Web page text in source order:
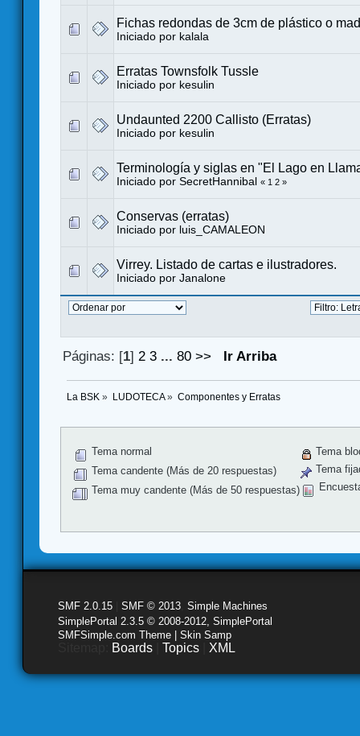
Fichas redondas de 3cm de plástico o
Iniciado por kalala
Erratas Townsfolk Tussle
Iniciado por kesulin
Undaunted 2200 Callisto (Erratas)
Iniciado por kesulin
Terminología y siglas en "El Lago en
Iniciado por SecretHannibal « 1 2 »
Conservas (erratas)
Iniciado por luis_CAMALEON
Virrey. Listado de cartas e ilustradores.
Iniciado por Janalone
Páginas: [1] 2 3 ...80 >> Ir Arriba
La BSK » LUDOTECA» Componentes y Erratas
Tema normal
Tema candente (Más de 20 respuestas)
Tema muy candente (Más de 50 respuestas)
Tema
Tema
SMF 2.0.15 SMF © 2013 Simple Machines
SimplePortal 2.3.5 © 2008-2012, SimplePortal
SMFSimple.com Theme | Skin Samp
Boards Topics XML